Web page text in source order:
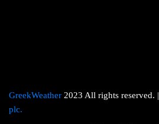
GreekWeather 2023 All rights reserved.
plc.